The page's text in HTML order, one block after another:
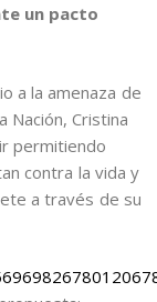
un pacto
a la amenaza de
Cristina
permitiendo
contra la vida y
a través de su